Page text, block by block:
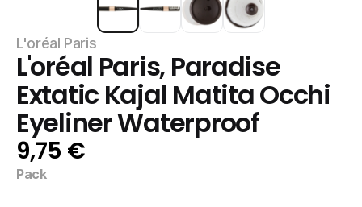
L'oréal Paris
L'oréal Paris, Paradise
Extatic Kajal Matita Occhi
Eyeliner Waterproof
9,75 €
Pack